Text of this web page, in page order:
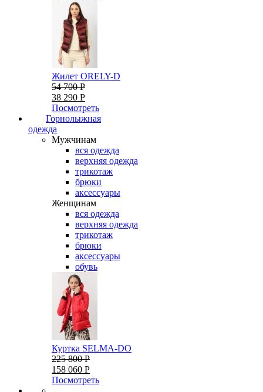
Жилет ORELY-D
54 700 Р
38 290 Р
Посмотреть
Горнолыжная
одежда
Мужчинам
вся одежда
верхняя одежда
трикотаж
брюки
аксессуары
Женщинам
вся одежда
верхняя одежда
трикотаж
брюки
аксессуары
обувь
Куртка SELMA-DO
225 800 Р
158 060 Р
Посмотреть